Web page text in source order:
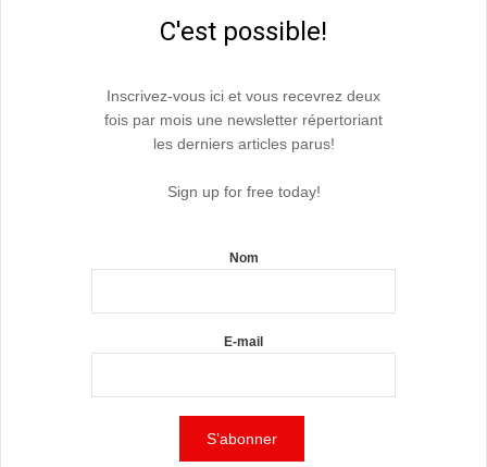
C'est possible!
Inscrivez-vous ici et vous recevrez deux
fois par mois une newsletter répertoriant
les derniers articles parus!
Sign up for free today!
Nom
E-mail